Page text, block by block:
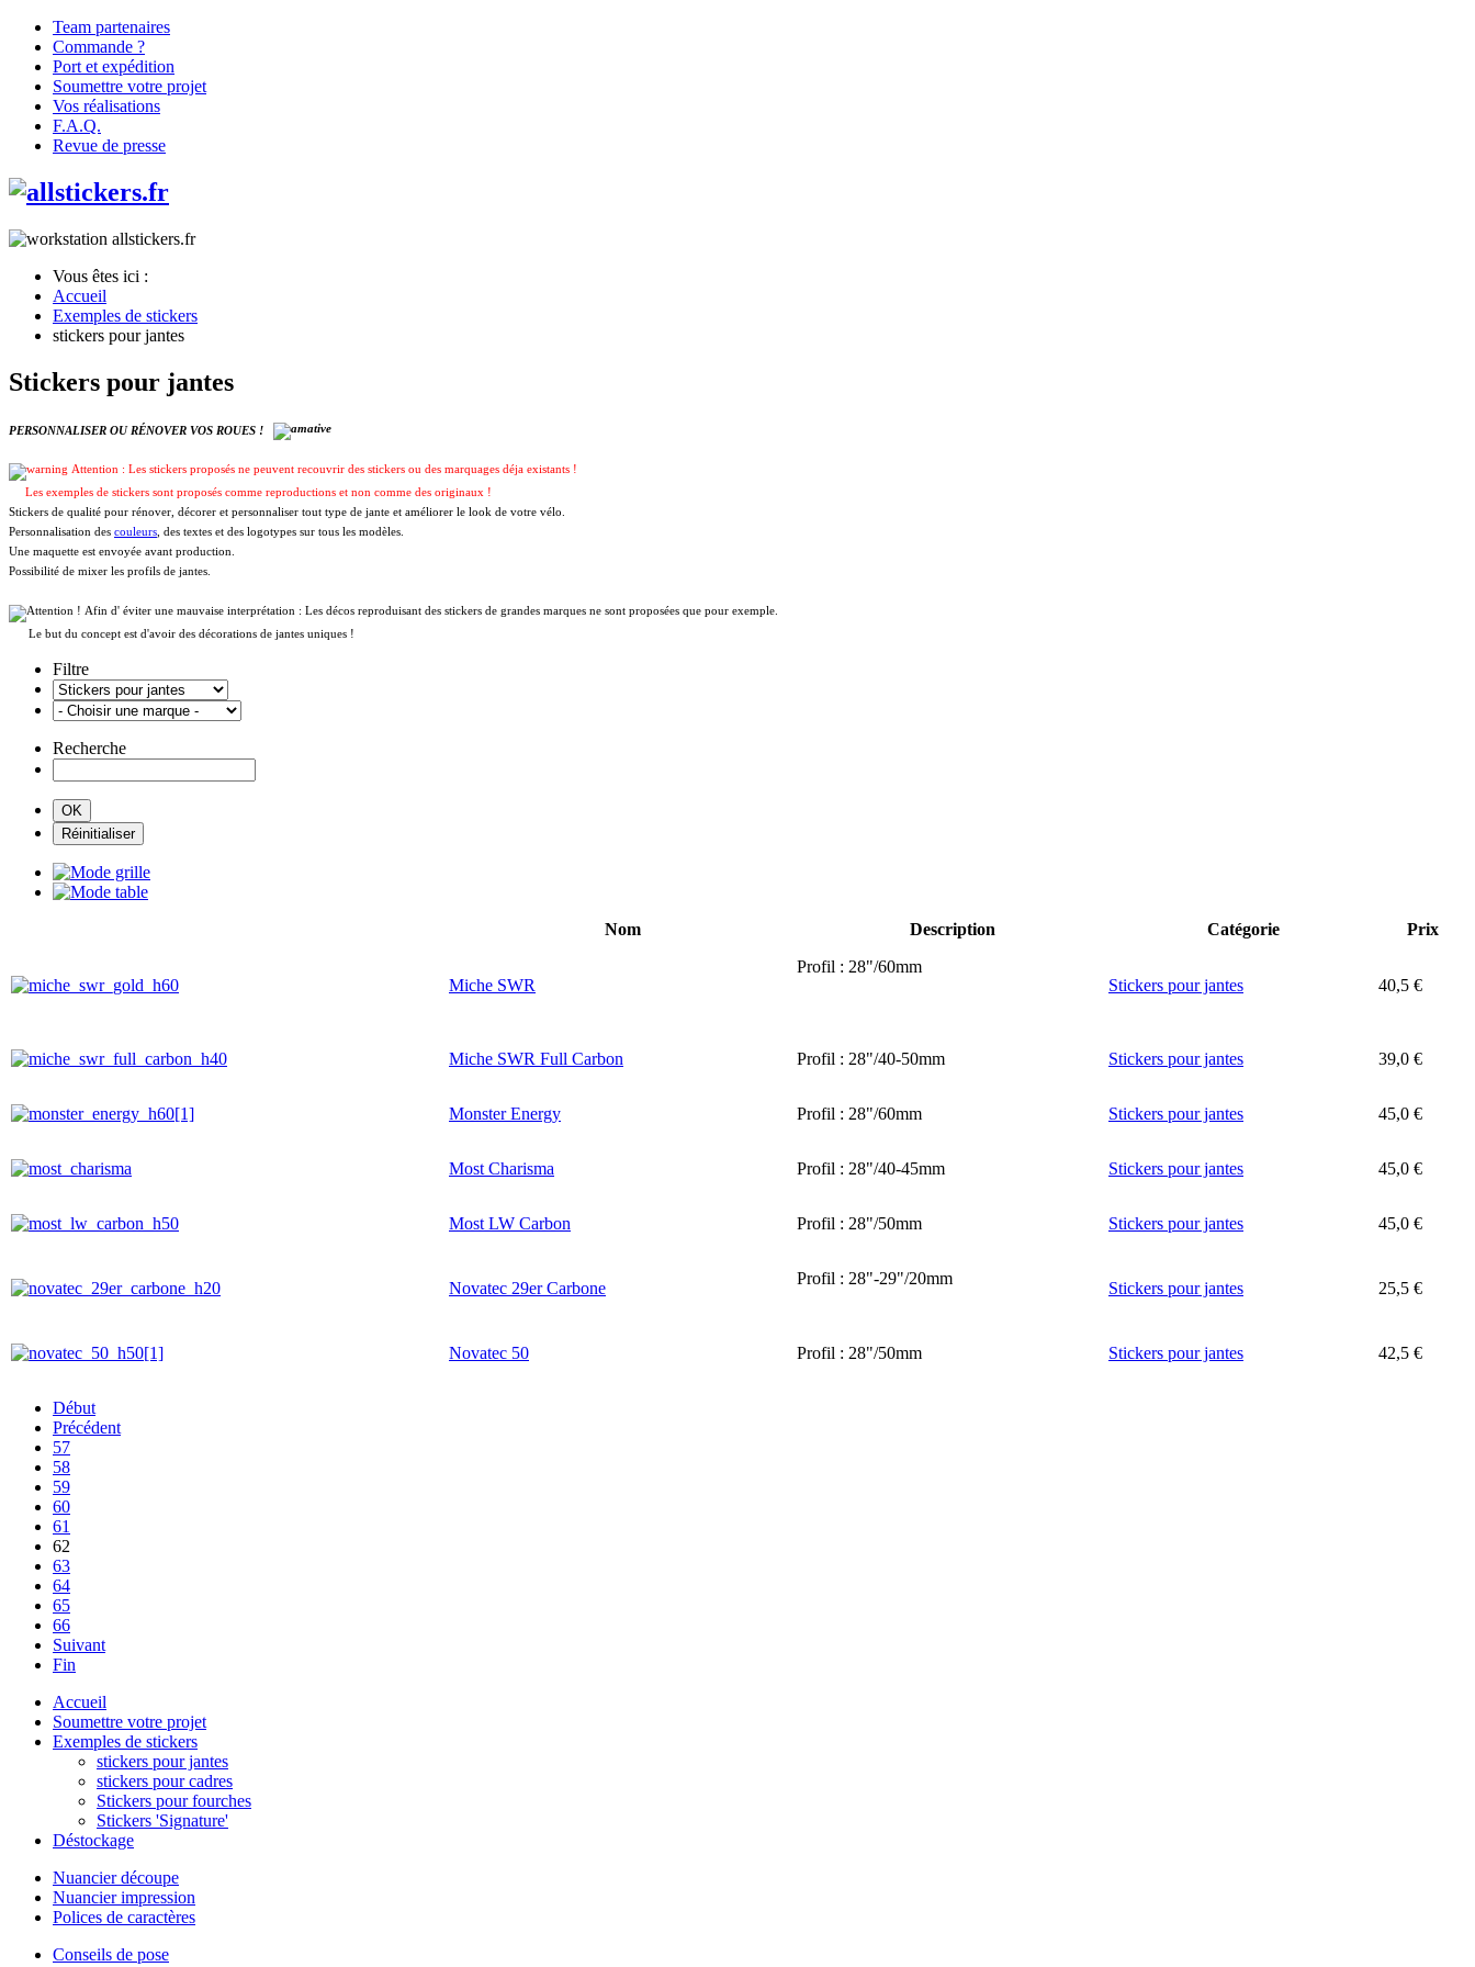
Team partenaires
Commande ?
Port et expédition
Soumettre votre projet
Vos réalisations
F.A.Q.
Revue de presse
Vous êtes ici :
Accueil
Exemples de stickers
stickers pour jantes
Stickers pour jantes
PERSONNALISER OU RÉNOVER VOS ROUES !
Attention : Les stickers proposés ne peuvent recouvrir des stickers ou des marquages déja existants !
Les exemples de stickers sont proposés comme reproductions et non comme des originaux !
Stickers de qualité pour rénover, décorer et personnaliser tout type de jante et améliorer le look de votre vélo.
Personnalisation des couleurs , des textes et des logotypes sur tous les modèles.
Une maquette est envoyée avant production.
Possibilité de mixer les profils de jantes.
Afin d' éviter une mauvaise interprétation : Les décos reproduisant des stickers de grandes marques ne sont proposées que pour exemple.
Le but du concept est d'avoir des décorations de jantes uniques !
Filtre
Recherche
Nom Description Catégorie Prix
Miche SWR
Profil : 28"/60mm
Stickers pour jantes
40,5 €
Miche SWR Full Carbon Profil : 28"/40-50mm Stickers pour jantes 39,0 €
Monster Energy Profil : 28"/60mm Stickers pour jantes 45,0 €
Most Charisma Profil : 28"/40-45mm Stickers pour jantes 45,0 €
Most LW Carbon Profil : 28"/50mm Stickers pour jantes 45,0 €
Novatec 29er Carbone
Profil : 28"-29"/20mm
Stickers pour jantes 25,5 €
Novatec 50 Profil : 28"/50mm Stickers pour jantes 42,5 €
Début
Précédent
57
58
59
60
61
62
63
64
65
66
Suivant
Fin
Accueil
Soumettre votre projet
Exemples de stickers
stickers pour jantes
stickers pour cadres
Stickers pour fourches
Stickers 'Signature'
Déstockage
Nuancier découpe
Nuancier impression
Polices de caractères
Conseils de pose